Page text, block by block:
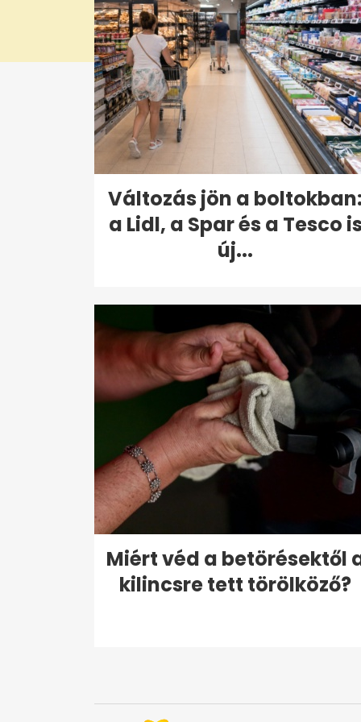
Változás jön a boltokban:
a Lidl, a Spar és a Tesco is
új...
Miért véd a betörésektől
kilincsre tett törölköző?